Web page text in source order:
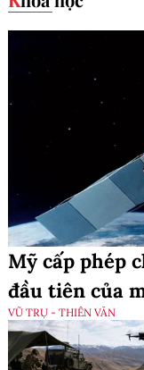
Mỹ cấp phép
đầu tiên của
VŨ TRỤ - THIÊN VĂN